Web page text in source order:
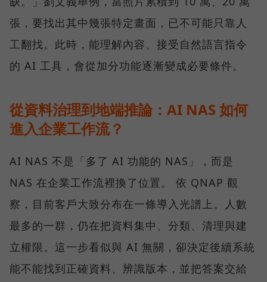
張，要找出其中幾張特定畫面，已不可能只靠人
工翻找。此時，能理解內容、接受自然語言指令
的 AI 工具，會從加分功能逐漸變成必要條件。
從資料治理到地端推論：AI NAS 如何
進入企業工作流？
AI NAS 不是「多了 AI 功能的 NAS」，而是
NAS 在企業工作流裡換了位置。 依 QNAP 觀
察，目前客戶大致分布在一條導入光譜上。人數
最多的一群，仍在把資料集中、分類、清理與建
立權限。這一步看似與 AI 無關，卻決定後續系統
能不能找到正確資料、辨識版本，並把答案交給